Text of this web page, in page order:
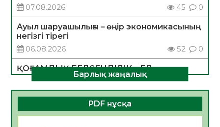
07.08.2026
45 0
Ауыл шаруашылығы – өңір экономикасының
негізгі тірегі
06.08.2026
52 0
ҚОҒАМДЫҚ БЕЛСЕНДІЛІК – ЕЛ
ДАМУЫНЫҢ НЕГІЗІ
06.08.2026
50 0
ҚҰРЫЛТАЙ САЙЛАУЫ – БОЛАШАҚҚА
БАСТАР ЖАУАПТЫ ТАҢДАУ
Барлық жаңалық
PDF нұсқа